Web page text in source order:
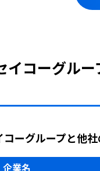
イコーグル
コーグループと他
企業名